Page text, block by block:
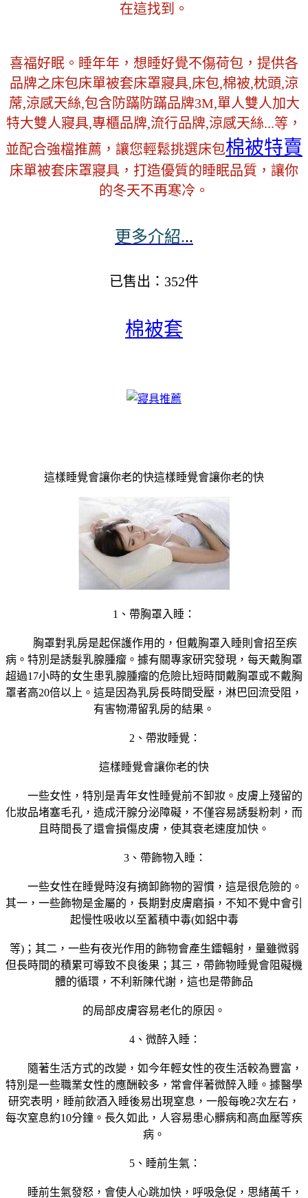
在這找到。
喜福好眠。睡年年，想睡好覺不傷荷包，提供各
品牌之床包床單被套床罩寢具,床包,棉被,枕頭,涼
蓆,涼感天絲,包含防蹣防蹣品牌3M,單人雙人加大
特大雙人寢具,專櫃品牌,流行品牌,涼感天絲...等，
並配合強檔推薦，讓您輕鬆挑選床包棉被特賣
床單被套床罩寢具，打造優質的睡眠品質，讓你
的冬天不再寒冷。
更多介紹...
已售出：352件
棉被套
這樣睡覺會讓你老的快這樣睡覺會讓你老的快
1、帶胸罩入睡：
胸罩對乳房是起保護作用的，但戴胸罩入睡則會招至疾
病。特別是誘髮乳腺腫瘤。據有關專家研究發現，每天戴胸罩
超過17小時的女生患乳腺腫瘤的危險比短時間戴胸罩或不戴胸
罩者高20倍以上。這是因為乳房長時間受壓，淋巴回流受阻，
有害物滯留乳房的結果。
2、帶妝睡覺：
這樣睡覺會讓你老的快
一些女性，特別是青年女性睡覺前不卸妝。皮膚上殘留的
化妝品堵塞毛孔，造成汗腺分泌障礙，不僅容易誘髮粉刺，而
且時間長了還會損傷皮膚，使其衰老速度加快。
3、帶飾物入睡：
一些女性在睡覺時沒有摘卸飾物的習慣，這是很危險的。
其一，一些飾物是金屬的，長期對皮膚磨損，不知不覺中會引
起慢性吸收以至蓄積中毒(如鋁中毒
等)；其二，一些有夜光作用的飾物會產生鐳輻射，量雖微弱
但長時間的積累可導致不良後果；其三，帶飾物睡覺會阻礙機
體的循環，不利新陳代謝，這也是帶飾品
的局部皮膚容易老化的原因。
4、微醉入睡：
隨著生活方式的改變，如今年輕女性的夜生活較為豐富，
特別是一些職業女性的應酬較多，常會伴著微醉入睡。據醫學
研究表明，睡前飲酒入睡後易出現窒息，一般每晚2次左右，
每次窒息約10分鐘。長久如此，人容易患心髒病和高血壓等疾
病。
5、睡前生氣：
睡前生氣發怒，會使人心跳加快，呼吸急促，思緒萬千，